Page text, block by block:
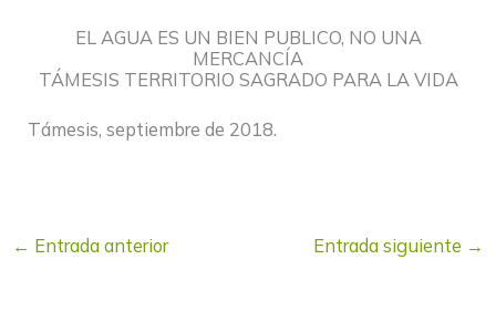
EL AGUA ES UN BIEN PUBLICO, NO UNA
MERCANCÍA
TÁMESIS TERRITORIO SAGRADO PARA LA VIDA
Támesis, septiembre de 2018.
← Entrada anterior Entrada siguiente →